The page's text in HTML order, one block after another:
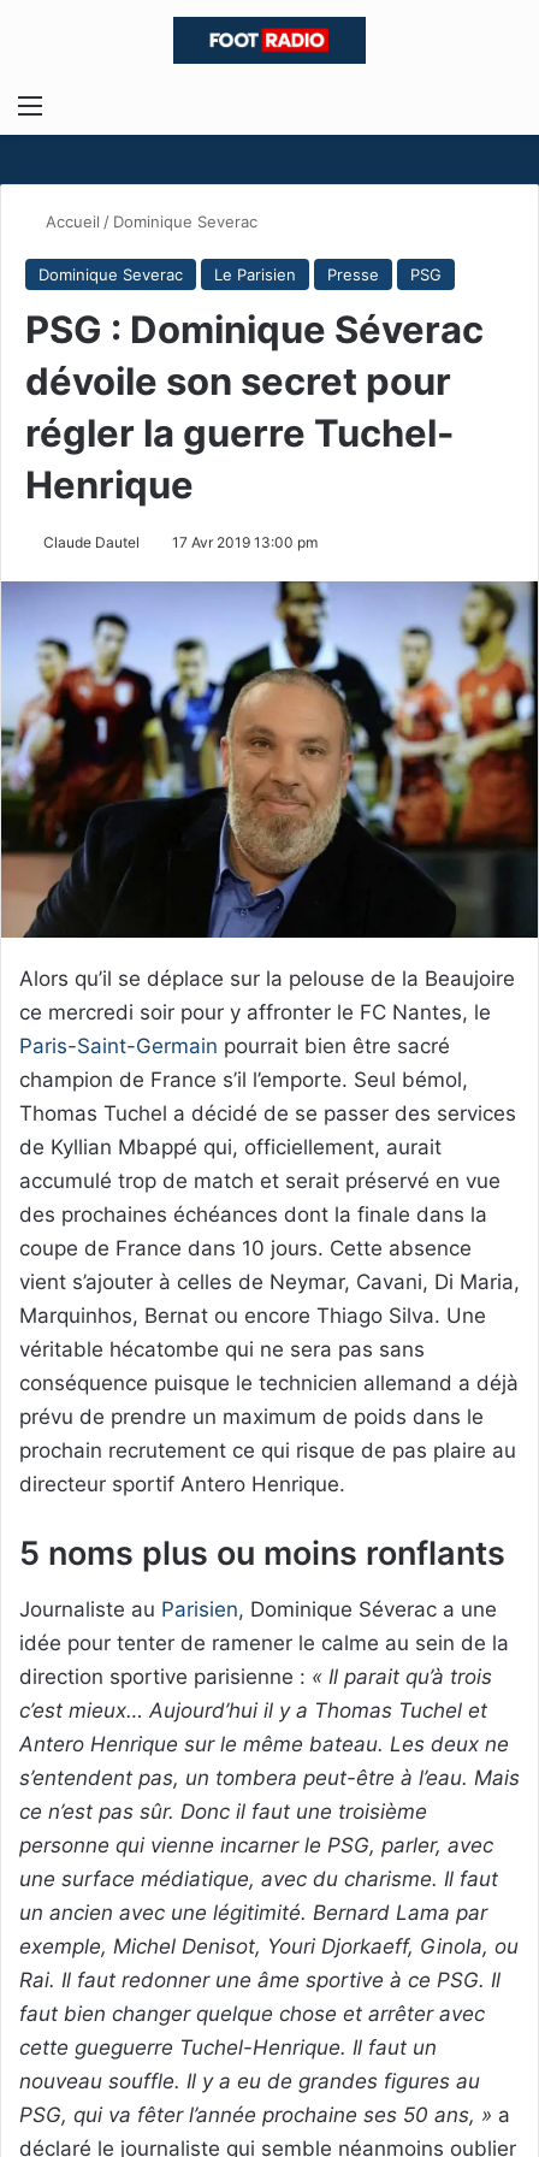
Menu
Accueil / Dominique Severac
Dominique Severac Le Parisien Presse PSG
PSG : Dominique Séverac
dévoile son secret pour
régler la guerre Tuchel-
Henrique
Claude Dautel 17 Avr 2019 13:00 pm
Alors qu’il se déplace sur la pelouse de la Beaujoire
ce mercredi soir pour y affronter le FC Nantes, le
Paris-Saint-Germain pourrait bien être sacré
champion de France s’il l’emporte. Seul bémol,
Thomas Tuchel a décidé de se passer des services
de Kyllian Mbappé qui, officiellement, aurait
accumulé trop de match et serait préservé en vue
des prochaines échéances dont la finale dans la
coupe de France dans 10 jours. Cette absence
vient s’ajouter à celles de Neymar, Cavani, Di Maria,
Marquinhos, Bernat ou encore Thiago Silva. Une
véritable hécatombe qui ne sera pas sans
conséquence puisque le technicien allemand a déjà
prévu de prendre un maximum de poids dans le
prochain recrutement ce qui risque de pas plaire au
directeur sportif Antero Henrique.
5 noms plus ou moins ronflants
Journaliste au Parisien, Dominique Séverac a une
idée pour tenter de ramener le calme au sein de la
direction sportive parisienne : « Il parait qu’à trois
c’est mieux… Aujourd’hui il y a Thomas Tuchel et
Antero Henrique sur le même bateau. Les deux ne
s’entendent pas, un tombera peut-être à l’eau. Mais
ce n’est pas sûr. Donc il faut une troisième
personne qui vienne incarner le PSG, parler, avec
une surface médiatique, avec du charisme. Il faut
un ancien avec une légitimité. Bernard Lama par
exemple, Michel Denisot, Youri Djorkaeff, Ginola, ou
Rai. Il faut redonner une âme sportive à ce PSG. Il
faut bien changer quelque chose et arrêter avec
cette gueguerre Tuchel-Henrique. Il faut un
nouveau souffle. Il y a eu de grandes figures au
PSG, qui va fêter l’année prochaine ses 50 ans, » a
déclaré le journaliste qui semble néanmoins oublier